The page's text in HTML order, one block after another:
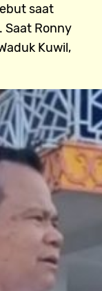
saat
Saat Ronny
Kuwil,